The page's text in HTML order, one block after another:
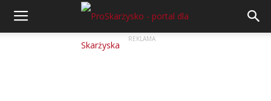
REKLAMA